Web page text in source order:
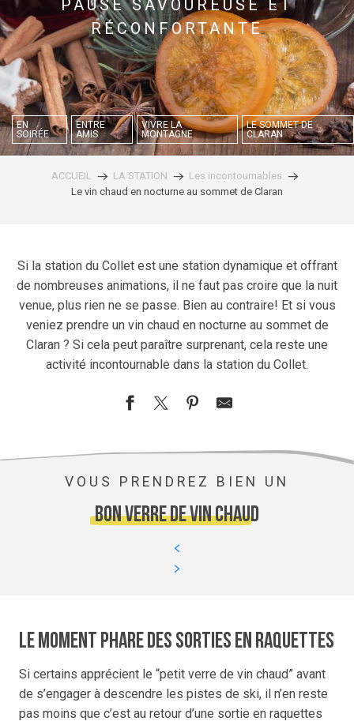
PAUSE SAVOUREUSE ET
RÉCONFORTANTE
EN
SOIRÉE
ENTRE
AMIS
VIVRE LA
MONTAGNE
LE SOMMET DE
CLARAN
ACCUEIL LA STATION
Les incontournables
Le vin chaud en nocturne au sommet de Claran
Si la station du Collet est une station dynamique et offrant
de nombreuses animations, il ne faut pas croire que la nuit
venue, plus rien ne se passe. Bien au contraire! Et si vous
veniez prendre un vin chaud en nocturne au sommet de
Claran ? Si cela peut paraître surprenant, cela reste une
activité incontournable dans la station du Collet.
VOUS PRENDREZ BIEN UN
bon verre de vin chaud
Le moment phare des sorties en raquettes
Si certains apprécient le “petit verre de vin chaud” avant
de s’engager à descendre les pistes de ski, il n’en reste
pas moins que c’est au retour d’une sortie en raquettes